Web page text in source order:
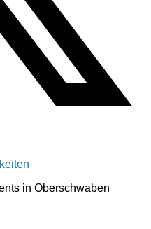
in Oberschwaben